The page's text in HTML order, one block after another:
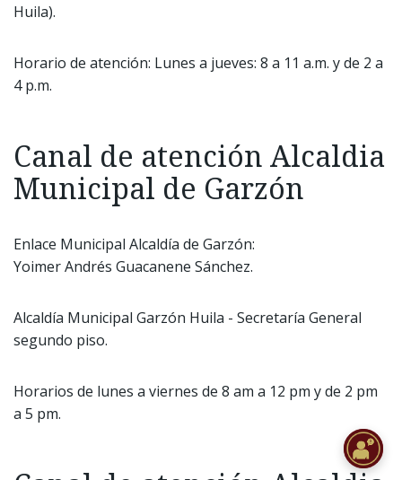
Huila).
Horario de atención: Lunes a jueves: 8 a 11 a.m. y de 2 a
4 p.m.
Canal de atención Alcaldia
Municipal de Garzón
Enlace Municipal Alcaldía de Garzón:
Yoimer Andrés Guacanene Sánchez.
Alcaldía Municipal Garzón Huila - Secretaría General
segundo piso.
Horarios de lunes a viernes de 8 am a 12 pm y de 2 pm
a 5 pm.